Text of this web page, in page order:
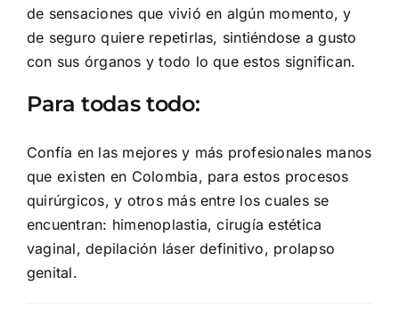
de sensaciones que vivió en algún momento, y
de seguro quiere repetirlas, sintiéndose a gusto
con sus órganos y todo lo que estos significan.
Para todas todo:
Confía en las mejores y más profesionales manos
que existen en Colombia, para estos procesos
quirúrgicos, y otros más entre los cuales se
encuentran: himenoplastia, cirugía estética
vaginal, depilación láser definitivo, prolapso
genital.